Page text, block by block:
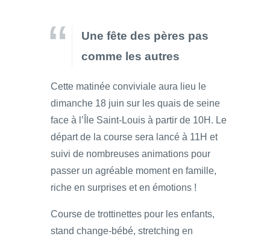
Une fête des pères pas
comme les autres
Cette matinée conviviale aura lieu le
dimanche 18 juin sur les quais de seine
face à l’Île Saint-Louis à partir de 10H. Le
départ de la course sera lancé à 11H et
suivi de nombreuses animations pour
passer un agréable moment en famille,
riche en surprises et en émotions !
Course de trottinettes pour les enfants,
stand change-bébé, stretching en